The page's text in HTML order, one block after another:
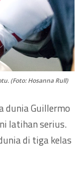
(Foto: Hosanna Rull)
dunia Guillermo
latihan serius.
di tiga kelas